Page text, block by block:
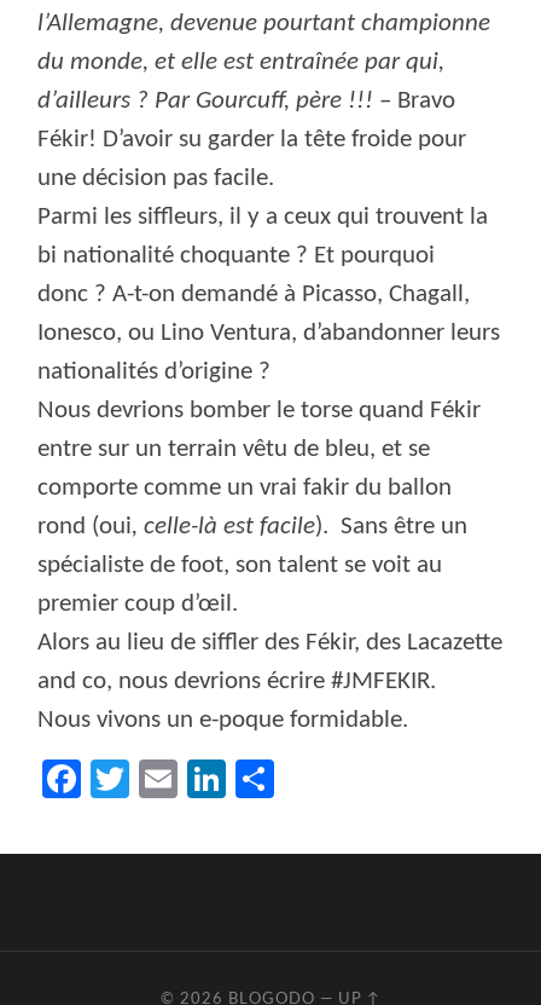
l’Allemagne, devenue pourtant championne
du monde, et elle est entraînée par qui,
d’ailleurs ? Par Gourcuff, père !!! – Bravo
Fékir! D’avoir su garder la tête froide pour
une décision pas facile.
Parmi les siffleurs, il y a ceux qui trouvent la
bi nationalité choquante ? Et pourquoi
donc ? A-t-on demandé à Picasso, Chagall,
Ionesco, ou Lino Ventura, d’abandonner leurs
nationalités d’origine ?
Nous devrions bomber le torse quand Fékir
entre sur un terrain vêtu de bleu, et se
comporte comme un vrai fakir du ballon
rond (oui, celle-là est facile). Sans être un
spécialiste de foot, son talent se voit au
premier coup d’œil.
Alors au lieu de siffler des Fékir, des Lacazette
and co, nous devrions écrire #JMFEKIR.
Nous vivons un e-poque formidable.
Facebook
Twitter
EmailLinkedIn
© 2026 BLOGODO — UP ↑